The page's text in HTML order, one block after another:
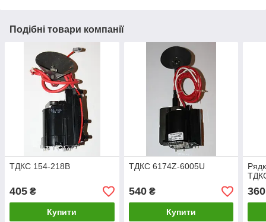
Подібні товари компанії
ТДКС 154-218B
405 ₴
Купити
ТДКС 6174Z-6005U
540₴
Купити
360